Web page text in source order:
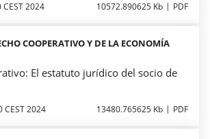
2024 10572.890625 Kb PDF
COOPERATIVO Y DE LA ECONOMÍA
El estatuto jurídico del socio de
CEST 2024 13480.765625 Kb PDF